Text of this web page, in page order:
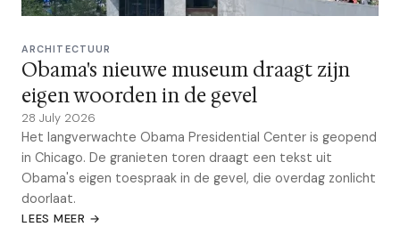
ARCHITECTUUR
Obama's nieuwe museum draagt zijn
eigen woorden in de gevel
28 July 2026
Het langverwachte Obama Presidential Center is geopend
in Chicago. De granieten toren draagt een tekst uit
Obama's eigen toespraak in de gevel, die overdag zonlicht
doorlaat.
LEES MEER →